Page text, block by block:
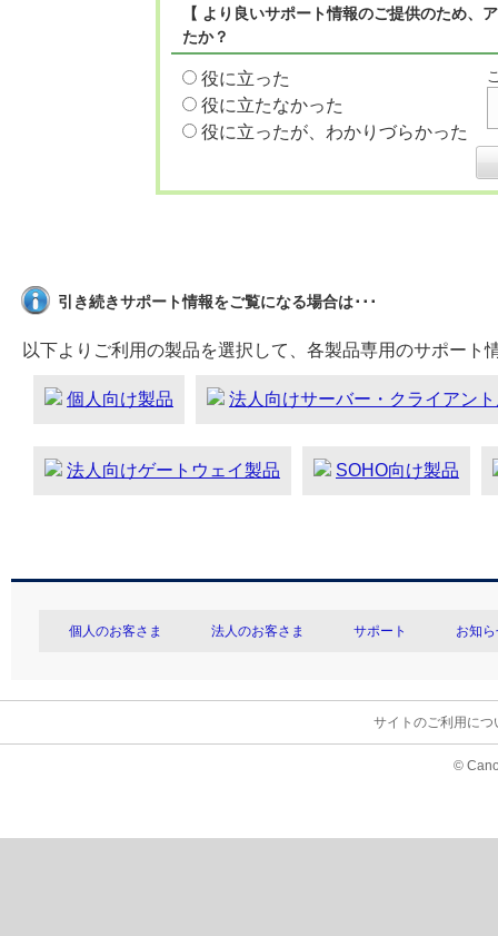
【 より良いサポート情報のご提供のため
たか？
役に立った
役に立たなかった
役に立ったが、わかりづらかった
引き続きサポート情報をご覧になる場合は･･･
以下よりご利用の製品を選択して、各製品専用のサポート
個人向け製品 法人向けサーバー・クライアン
法人向けゲートウェイ製品 SOHO向け製品
個人のお客さま 法人のお客さま サポート お知
サイトのご利用につ
©